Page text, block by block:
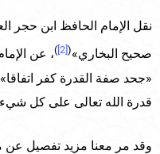
نقل الإمام الحافظ ابن حجر
صحيح البخاري»(
)، عن
«جحد صفة القدرة كفر
قدرة الله تعالى على كل
وقد مر معنا مزيد تفصيل عن